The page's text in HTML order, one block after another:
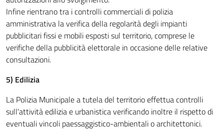
Infine rientrano tra i controlli commerciali di polizia
amministrativa la verifica della regolarità degli impianti
pubblicitari fissi e mobili esposti sul territorio, comprese le
verifiche della pubblicità elettorale in occasione delle relative
consultazioni.
5) Edilizia
La Polizia Municipale a tutela del territorio effettua controlli
sull'attività edilizia e urbanistica verificando inoltre il rispetto di
eventuali vincoli paessaggistico-ambientali o architettonici.